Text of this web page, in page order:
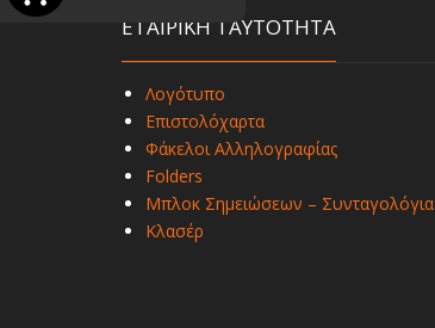
ΕΤΑΙΡΙΚΗ ΤΑΥΤΟΤΗΤΑ
Λογότυπο
Επιστολόχαρτα
Φάκελοι Αλληλογραφίας
Folders
Μπλοκ Σημειώσεων – Συνταγολόγια
Κλασέρ